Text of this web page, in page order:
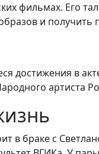
фильмах. Его
и получить
достижения в
артиста
в браке с